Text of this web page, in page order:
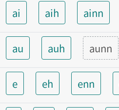
ai aih ainn
au auh aunn
e eh enn